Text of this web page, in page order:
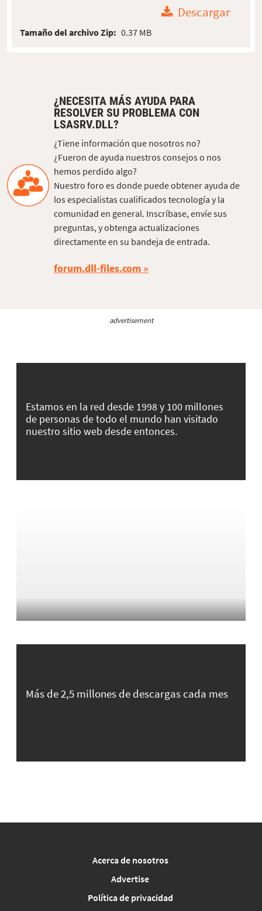
Descargar
Tamaño del archivo Zip: 0.37 MB
¿NECESITA MÁS AYUDA PARA
RESOLVER SU PROBLEMA CON
LSASRV.DLL?
¿Tiene información que nosotros no?
¿Fueron de ayuda nuestros consejos o nos
hemos perdido algo?
Nuestro foro es donde puede obtener ayuda de
los especialistas cualificados tecnología y la
comunidad en general. Inscríbase, envíe sus
preguntas, y obtenga actualizaciones
directamente en su bandeja de entrada.
forum.dll-files.com
advertisement
Estamos en la red desde 1998 y 100 millones
de personas de todo el mundo han visitado
nuestro sitio web desde entonces.
Más de 2,5 millones de descargas cada mes
Acerca de nosotros
Advertise
Política de privacidad